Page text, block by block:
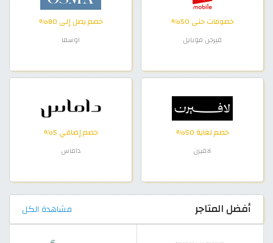
خصومات حتى 50%
فيرجن موبايل
خصم يصل إلى 80%
اوسما
خصم لغاية 50%
لافيرن
خصم إضافي 5%
داماس
أفضل المتاجر مشاهدة الكل